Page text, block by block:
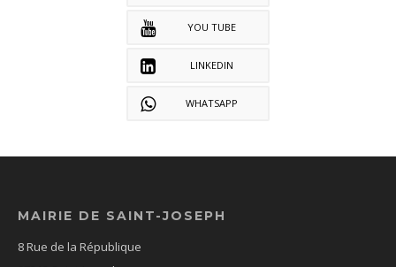
YOU TUBE
LINKEDIN
WHATSAPP
MAIRIE DE SAINT-JOSEPH
8 Rue de la République